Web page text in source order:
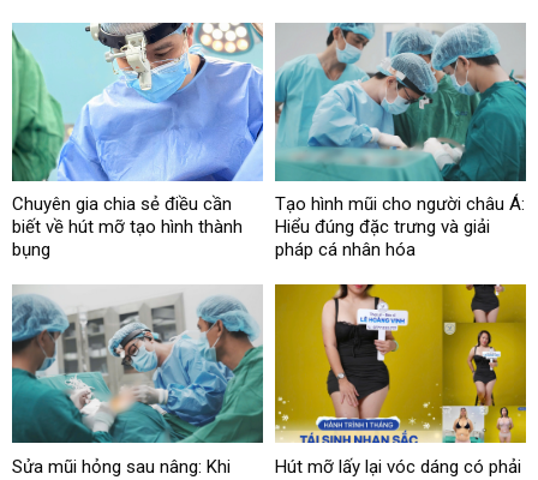
Chuyên gia chia sẻ điều cần
biết về hút mỡ tạo hình thành
bụng
Tạo hình mũi cho người châu Á:
Hiểu đúng đặc trưng và giải
pháp cá nhân hóa
Sửa mũi hỏng sau nâng: Khi
Hút mỡ lấy lại vóc dáng có phải